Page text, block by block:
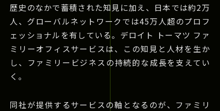
歴史のなかで蓄積された知見に加え、日本では約2万
人、グローバルネットワークでは45万人超のプロフ
ェッショナルを有している。デロイト トーマツ ファ
ミリーオフィスサービスは、この知見と人材を生か
し、ファミリービジネスの持続的な成長を支えてい
く。
同社が提供するサービスの軸となるのが、ファミリ